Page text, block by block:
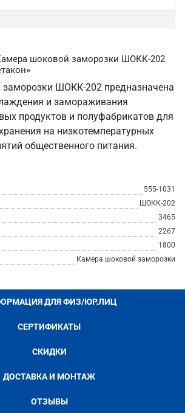
шоковой заморозки ШОКК-202
ШОКК-202 предназначена
и замораживания
продуктов и полуфабрикатов для
на низкотемпературных
общественного питания.
555-1031
ШОКК-202
3465
2267
1800
Камера шоковой заморозки
ДЛЯ ФИЗ/ЮР.ЛИЦ
СЕРТИФИКАТЫ
СКИДКИ
ДОСТАВКА И МОНТАЖ
ОТЗЫВЫ